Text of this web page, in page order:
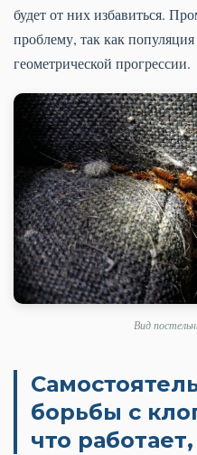
будет от них избавиться.
проблему, так как
геометрической прогрессии.
Вид
борьбы с
что